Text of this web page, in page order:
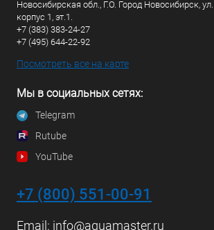
Новосибирская обл., Г.О. Город Новосибирск,
корпус 1, эт.1.
+7 (383) 383-24-27
+7 (495) 644-22-92
Посмотреть все на карте
Мы в социальных сетях:
Telegram
Rutube
YouTube
+7 (800) 551-00-91
Email: info@aquamaster.ru